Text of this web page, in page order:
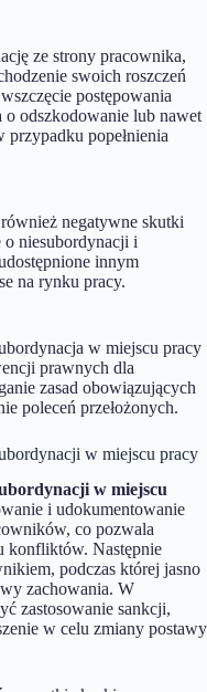
ze strony pracownika,
swoich roszczeń
postępowania
odszkodowanie lub nawet
przypadku popełnienia
negatywne skutki
niesubordynacji i
innym
na rynku pracy.
w miejscu pracy
prawnych dla
zasad obowiązujących
poleceń przełożonych.
w miejscu pracy
w miejscu
i udokumentowanie
co pozwala
konfliktów. Następnie
podczas której jasno
zachowania. W
zastosowanie sankcji,
w celu zmiany postawy